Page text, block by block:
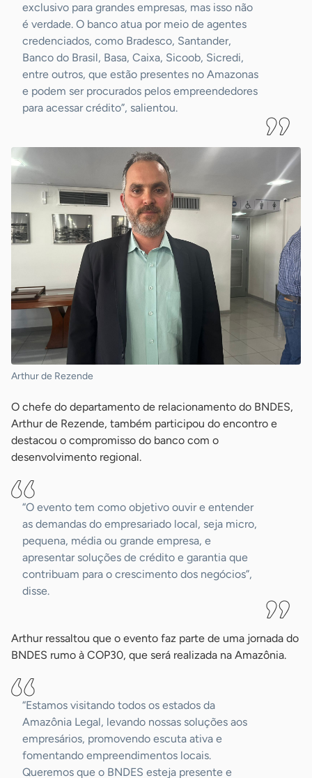
exclusivo para grandes empresas, mas isso não
é verdade. O banco atua por meio de agentes
credenciados, como Bradesco, Santander,
Banco do Brasil, Basa, Caixa, Sicoob, Sicredi,
entre outros, que estão presentes no Amazonas
e podem ser procurados pelos empreendedores
para acessar crédito”, salientou.
Arthur de Rezende
O chefe do departamento de relacionamento do BNDES,
Arthur de Rezende, também participou do encontro e
destacou o compromisso do banco com o
desenvolvimento regional.
“O evento tem como objetivo ouvir e entender
as demandas do empresariado local, seja micro,
pequena, média ou grande empresa, e
apresentar soluções de crédito e garantia que
contribuam para o crescimento dos negócios”,
disse.
Arthur ressaltou que o evento faz parte de uma jornada do
BNDES rumo à COP30, que será realizada na Amazônia.
“Estamos visitando todos os estados da
Amazônia Legal, levando nossas soluções aos
empresários, promovendo escuta ativa e
fomentando empreendimentos locais.
Queremos que o BNDES esteja presente e